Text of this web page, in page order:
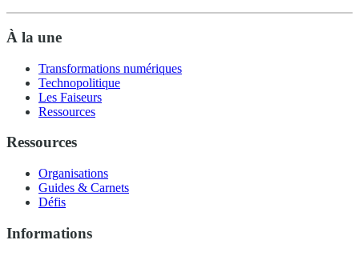
À la une
Transformations numériques
Technopolitique
Les Faiseurs
Ressources
Ressources
Organisations
Guides & Carnets
Défis
Informations